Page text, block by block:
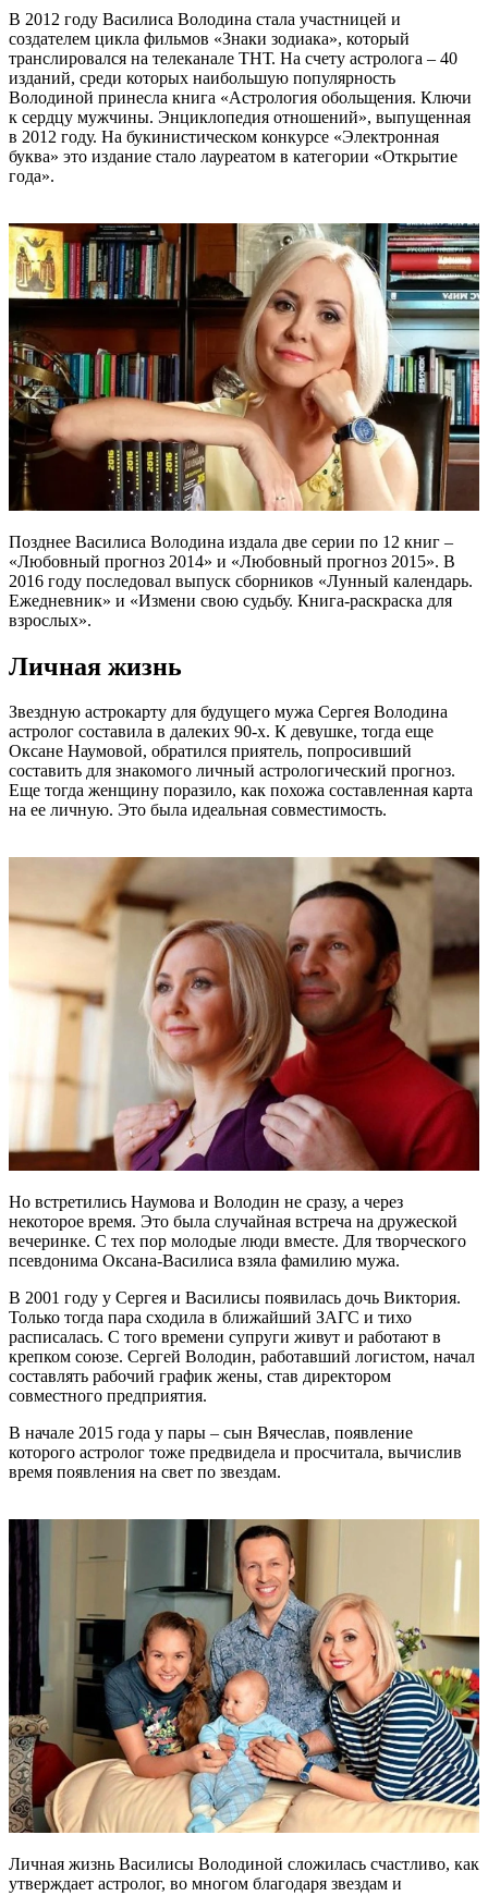
В 2012 году Василиса Володина стала участницей и
создателем цикла фильмов «Знаки зодиака», который
транслировался на телеканале ТНТ. На счету астролога – 40
изданий, среди которых наибольшую популярность
Володиной принесла книга «Астрология обольщения. Ключи
к сердцу мужчины. Энциклопедия отношений», выпущенная
в 2012 году. На букинистическом конкурсе «Электронная
буква» это издание стало лауреатом в категории «Открытие
года».
Позднее Василиса Володина издала две серии по 12 книг –
«Любовный прогноз 2014» и «Любовный прогноз 2015». В
2016 году последовал выпуск сборников «Лунный календарь.
Ежедневник» и «Измени свою судьбу. Книга-раскраска для
взрослых».
Личная жизнь
Звездную астрокарту для будущего мужа Сергея Володина
астролог составила в далеких 90-х. К девушке, тогда еще
Оксане Наумовой, обратился приятель, попросивший
составить для знакомого личный астрологический прогноз.
Еще тогда женщину поразило, как похожа составленная карта
на ее личную. Это была идеальная совместимость.
Но встретились Наумова и Володин не сразу, а через
некоторое время. Это была случайная встреча на дружеской
вечеринке. С тех пор молодые люди вместе. Для творческого
псевдонима Оксана-Василиса взяла фамилию мужа.
В 2001 году у Сергея и Василисы появилась дочь Виктория.
Только тогда пара сходила в ближайший ЗАГС и тихо
расписалась. С того времени супруги живут и работают в
крепком союзе. Сергей Володин, работавший логистом, начал
составлять рабочий график жены, став директором
совместного предприятия.
В начале 2015 года у пары – сын Вячеслав, появление
которого астролог тоже предвидела и просчитала, вычислив
время появления на свет по звездам.
Личная жизнь Василисы Володиной сложилась счастливо, как
утверждает астролог, во многом благодаря звездам и